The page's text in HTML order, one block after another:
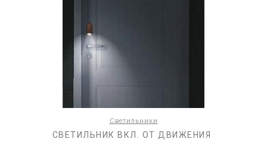
Светильники
СВЕТИЛЬНИК ВКЛ. ОТ ДВИЖЕНИЯ